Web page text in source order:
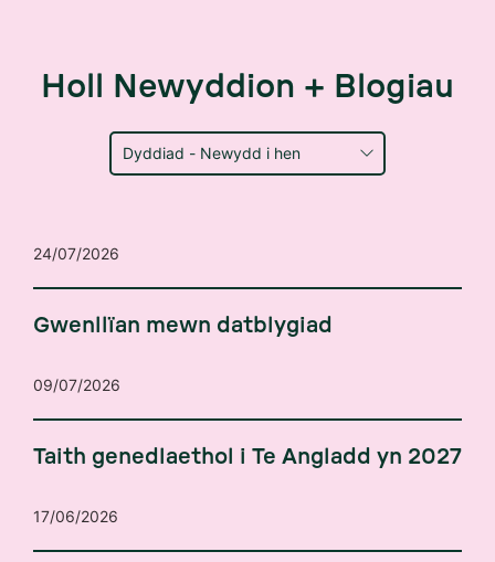
Holl Newyddion + Blogiau
24/07/2026
Gwenllïan mewn datblygiad
09/07/2026
Taith genedlaethol i Te Angladd yn 2027
17/06/2026